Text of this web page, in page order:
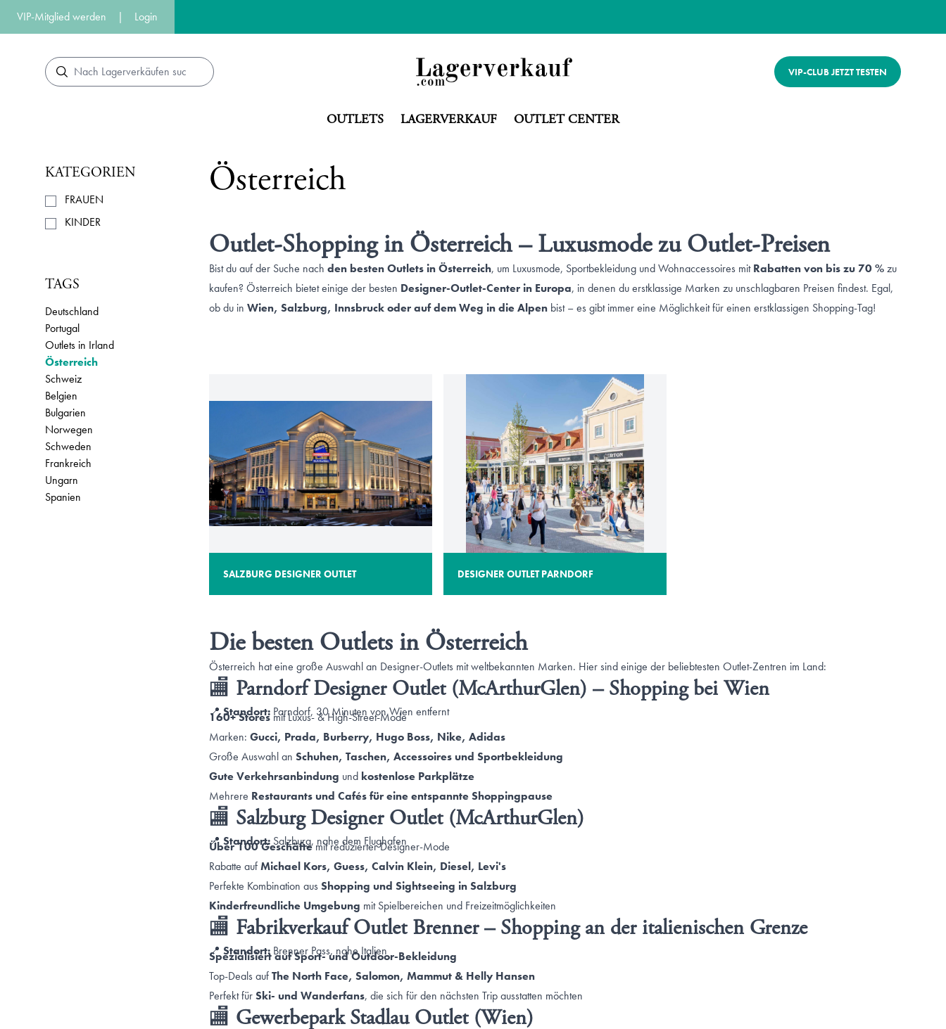
VIP-Mitglied werden | Login
Suche VIP-CLUB JETZT TESTEN
OUTLETS LAGERVERKAUF OUTLET CENTER
KATEGORIEN
FRAUEN
KINDER
TAGS
Deutschland
Portugal
Outlets in Irland
Österreich
Schweiz
Belgien
Bulgarien
Norwegen
Schweden
Frankreich
Ungarn
Spanien
Österreich
Outlet-Shopping in Österreich – Luxusmode zu Outlet-Preisen
Bist du auf der Suche nach den besten Outlets in Österreich, um Luxusmode, Sportbekleidung und Wohnaccessoires mitRabatten von bis zu 70 %zu
kaufen? Österreich bietet einige der besten Designer-Outlet-Center in Europa, in denen du erstklassige Marken zu unschlagbaren Preisen findest. Egal,
ob du in Wien, Salzburg, Innsbruck oder auf dem Weg in die Alpenbist – es gibt immer eine Möglichkeit für einen erstklassigen Shopping-Tag!
SALZBURG DESIGNER OUTLET DESIGNER OUTLET PARNDORF
Die besten Outlets in Österreich
Österreich hat eine große Auswahl an Designer-Outlets mit weltbekannten Marken. Hier sind einige der beliebtesten Outlet-Zentren im Land:
🏬 Parndorf Designer Outlet (McArthurGlen) – Shopping bei Wien
📍Standort:Parndorf, 30 Minuten von Wien entfernt
160+ Storesmit Luxus- & High-Street-Mode
Marken: Gucci, Prada, Burberry, Hugo Boss, Nike, Adidas
Große Auswahl an Schuhen, Taschen, Accessoires und Sportbekleidung
Gute Verkehrsanbindung und kostenlose Parkplätze
Mehrere Restaurants und Cafés für eine entspannte Shoppingpause
🏬 Salzburg Designer Outlet (McArthurGlen)
📍 Standort:Salzburg, nahe dem Flughafen
Über 100 Geschäftemit reduzierter Designer-Mode
Rabatte aufMichael Kors, Guess, Calvin Klein, Diesel, Levi's
Perfekte Kombination aus Shopping und Sightseeing in Salzburg
Kinderfreundliche Umgebung mit Spielbereichen und Freizeitmöglichkeiten
🏬 Fabrikverkauf Outlet Brenner – Shopping an der italienischen Grenze
📍 Standort:Brenner Pass, nahe Italien
Spezialisiert auf Sport- und Outdoor-Bekleidung
Top-Deals aufThe North Face, Salomon, Mammut & Helly Hansen
Perfekt fürSki- und Wanderfans, die sich für den nächsten Trip ausstatten möchten
🏬 Gewerbepark Stadlau Outlet (Wien)